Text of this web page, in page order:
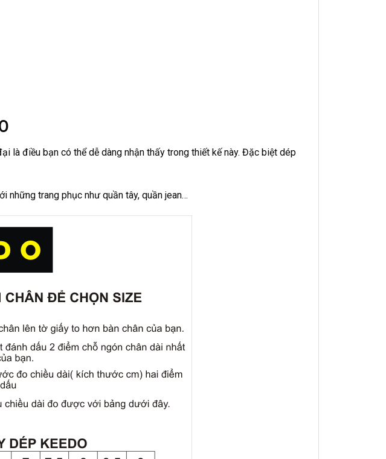
là điều bạn có thể dễ dàng nhận thấy trong thiết kế này. Đặc biệt dép
những trang phục như quần tây, quần jean…